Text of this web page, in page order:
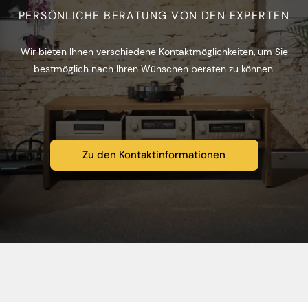
PERSÖNLICHE BERATUNG VON DEN EXPERTEN
Wir bieten Ihnen verschiedene Kontaktmöglichkeiten, um Sie
bestmöglich nach Ihren Wünschen beraten zu können.
Zu den Kontaktinformationen